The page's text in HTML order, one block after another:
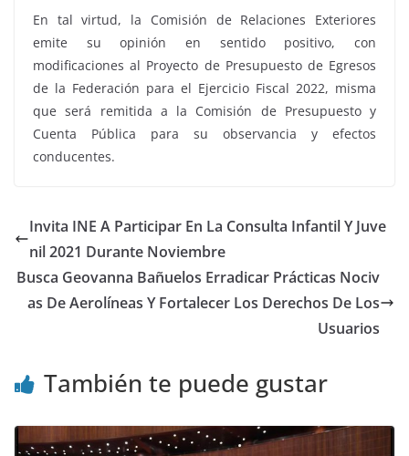
En tal virtud, la Comisión de Relaciones Exteriores
emite su opinión en sentido positivo, con
modificaciones al Proyecto de Presupuesto de Egresos
de la Federación para el Ejercicio Fiscal 2022, misma
que será remitida a la Comisión de Presupuesto y
Cuenta Pública para su observancia y efectos
conducentes.
Invita INE A Participar En La Consulta Infantil Y Juve
nil 2021 Durante Noviembre
Busca Geovanna Bañuelos Erradicar Prácticas Nociv
as De Aerolíneas Y Fortalecer Los Derechos De Los
Usuarios
También te puede gustar